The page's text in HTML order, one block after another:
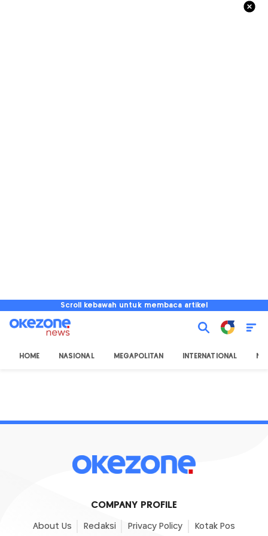
Scroll kebawah untuk membaca artikel
HOME NASIONAL MEGAPOLITAN INTERNATIONAL
COMPANY PROFILE
About Us Redaksi Privacy Policy Kotak Pos